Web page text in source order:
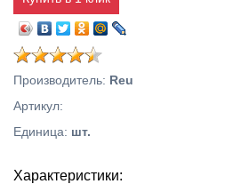
Производитель: Reu
Артикул:
Единица: шт.
Характеристики: